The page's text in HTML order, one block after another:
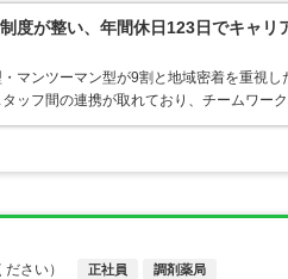
度が整い、年間休日123日でキャリ
マンツーマン型が9割と地域密着を重視
ッフ間の連携が取れており、チームワー
さい）
正社員 調剤薬局